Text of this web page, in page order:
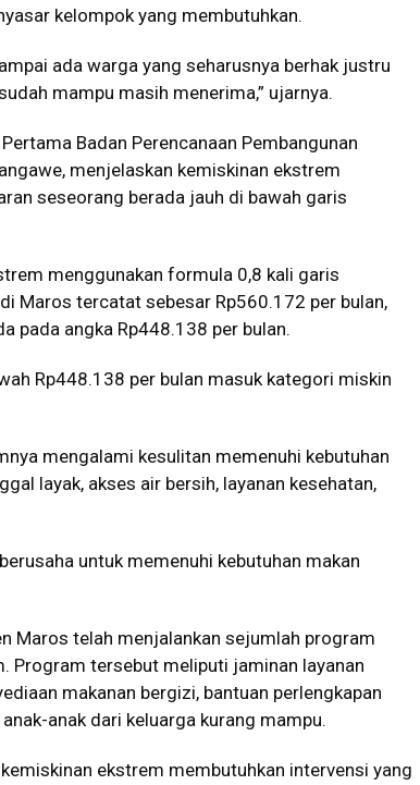
kelompok yang membutuhkan.
ada warga yang seharusnya berhak justru
mampu masih menerima,” ujarnya.
Badan Perencanaan Pembangunan
menjelaskan kemiskinan ekstrem
seseorang berada jauh di bawah garis
menggunakan formula 0,8 kali garis
Maros tercatat sebesar Rp560.172 per bulan,
pada angka Rp448.138 per bulan.
Rp448.138 per bulan masuk kategori miskin
mengalami kesulitan memenuhi kebutuhan
layak, akses air bersih, layanan kesehatan,
untuk memenuhi kebutuhan makan
Maros telah menjalankan sejumlah program
Program tersebut meliputi jaminan layanan
makanan bergizi, bantuan perlengkapan
anak dari keluarga kurang mampu.
ekstrem membutuhkan intervensi yang